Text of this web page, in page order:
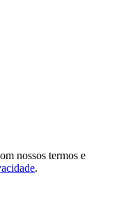
nossos termos e
.